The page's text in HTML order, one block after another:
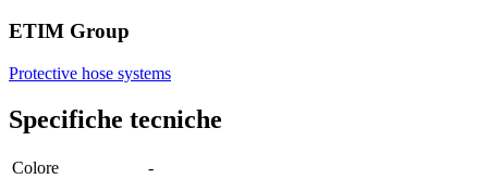
ETIM Group
Protective hose systems
Specifiche tecniche
Colore
-